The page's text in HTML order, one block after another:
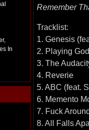
In
Remember
Tracklist:
1. Genesis
2. Playing God
3. The
4. Reverie
5. ABC (feat.
6. Memento
7. Fuck
8. All Falls